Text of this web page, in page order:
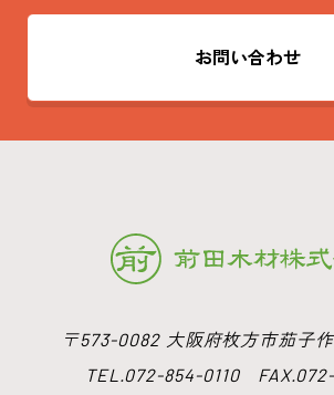
お問い合わせ
〒573-0082 大阪府枚方市茄子
TEL.072-854-0110